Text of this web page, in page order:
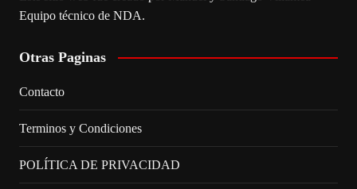
Equipo técnico de NDA.
Otras Paginas
Contacto
Terminos y Condiciones
POLÍTICA DE PRIVACIDAD